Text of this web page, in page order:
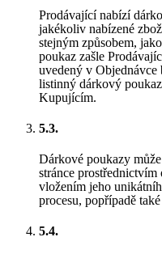
Prodávající nabízí
jakékoliv nabízené
stejným způsobem,
poukaz zašle
uvedený v Objednávce
listinný dárkový
Kupujícím.
5.3.
Dárkové poukazy
stránce
vložením jeho
procesu, popřípadě
5.4.